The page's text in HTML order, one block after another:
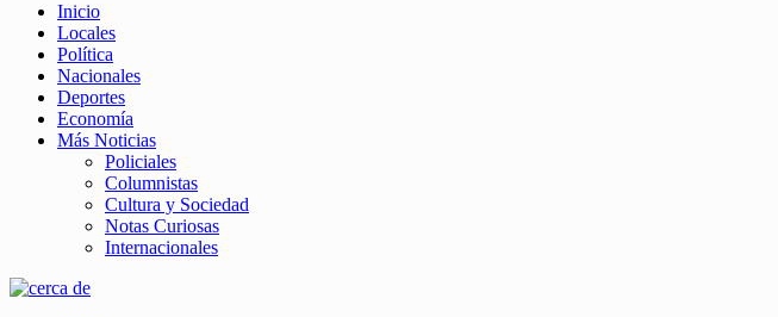
Inicio
Locales
Política
Nacionales
Deportes
Economía
Más Noticias
Policiales
Columnistas
Cultura y Sociedad
Notas Curiosas
Internacionales